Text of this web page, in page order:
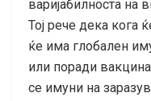
варијабилноста на
Тој рече дека кога
ќе има глобален
или поради
се имуни на